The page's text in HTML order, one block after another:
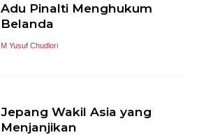
Adu Pinalti Menghukum
Belanda
M Yusuf Chudlori
Jepang Wakil Asia yang
Menjanjikan